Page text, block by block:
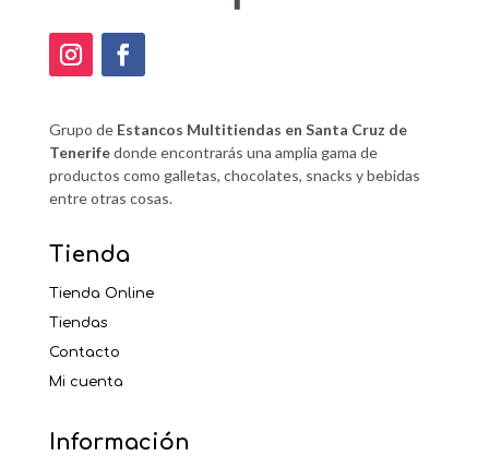
Grupo de Estancos Multitiendas en Santa Cruz de
Tenerifedonde encontrarás una amplia gama de
productos como galletas, chocolates, snacks y bebidas
entre otras cosas.
Tienda
Tienda Online
Tiendas
Contacto
Mi cuenta
Información